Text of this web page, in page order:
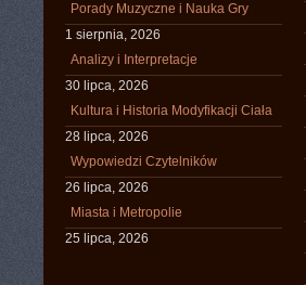
Porady Muzyczne i Nauka Gry
1 sierpnia, 2026
Analizy i Interpretacje
30 lipca, 2026
Kultura i Historia Modyfikacji Ciała
28 lipca, 2026
Wypowiedzi Czytelników
26 lipca, 2026
Miasta i Metropolie
25 lipca, 2026